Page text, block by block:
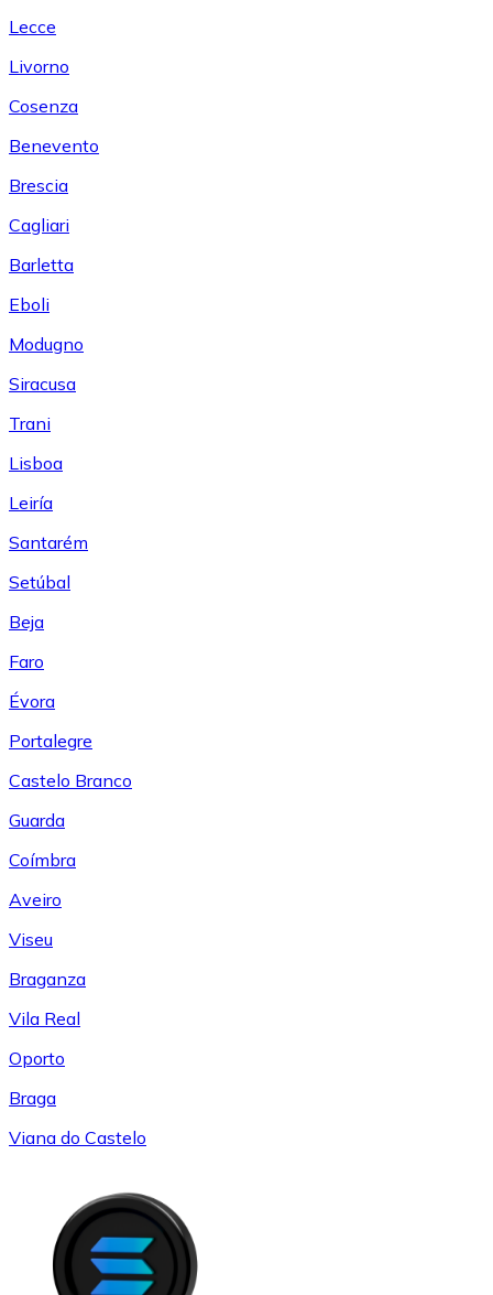
Lecce
Livorno
Cosenza
Benevento
Brescia
Cagliari
Barletta
Eboli
Modugno
Siracusa
Trani
Lisboa
Leiría
Santarém
Setúbal
Beja
Faro
Évora
Portalegre
Castelo Branco
Guarda
Coímbra
Aveiro
Viseu
Braganza
Vila Real
Oporto
Braga
Viana do Castelo